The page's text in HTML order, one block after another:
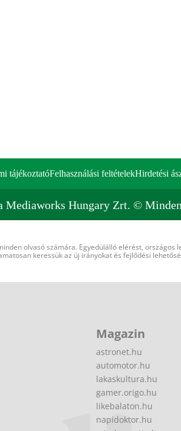
tájékoztatóFelhasználási feltételekHirdetési
Mediaworks Hungary Zrt. ©
olvasó számára. Egyedülálló elérést, országos
keressük az új irányokat és fejlődési
Magazin
astronet.hu
automotor.hu
lakaskultura.hu
gamer.origo.hu
likebalaton.hu
napidoktor.hu